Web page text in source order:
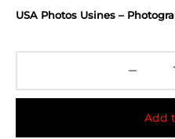
USA Photos Usines –
Add